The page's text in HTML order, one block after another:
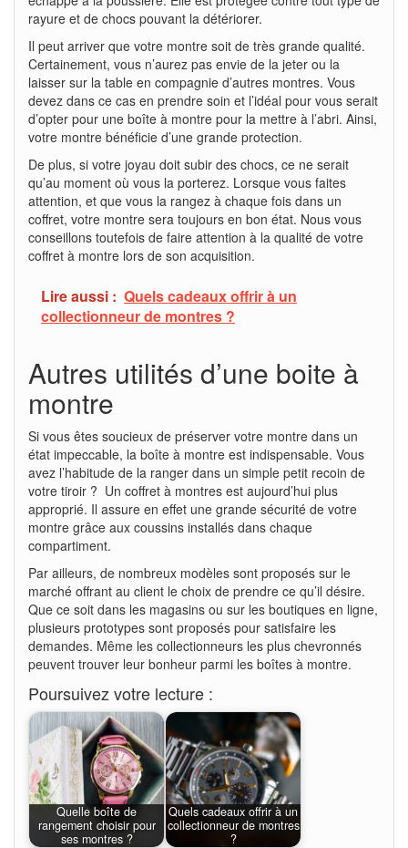
rayure et de chocs pouvant la détériorer.
Il peut arriver que votre montre soit de très grande qualité.
Certainement, vous n’aurez pas envie de la jeter ou la
laisser sur la table en compagnie d’autres montres. Vous
devez dans ce cas en prendre soin et l’idéal pour vous serait
d’opter pour une boîte à montre pour la mettre à l’abri. Ainsi,
votre montre bénéficie d’une grande protection.
De plus, si votre joyau doit subir des chocs, ce ne serait
qu’au moment où vous la porterez. Lorsque vous faites
attention, et que vous la rangez à chaque fois dans un
coffret, votre montre sera toujours en bon état. Nous vous
conseillons toutefois de faire attention à la qualité de votre
coffret à montre lors de son acquisition.
Lire aussi : Quels cadeaux offrir à un
collectionneur de montres ?
Autres utilités d’une boite à
montre
Si vous êtes soucieux de préserver votre montre dans un
état impeccable, la boîte à montre est indispensable. Vous
avez l’habitude de la ranger dans un simple petit recoin de
votre tiroir ? Un coffret à montres est aujourd’hui plus
approprié. Il assure en effet une grande sécurité de votre
montre grâce aux coussins installés dans chaque
compartiment.
Par ailleurs, de nombreux modèles sont proposés sur le
marché offrant au client le choix de prendre ce qu’il désire.
Que ce soit dans les magasins ou sur les boutiques en ligne,
plusieurs prototypes sont proposés pour satisfaire les
demandes. Même les collectionneurs les plus chevronnés
peuvent trouver leur bonheur parmi les boîtes à montre.
Poursuivez votre lecture :
Quelle boîte de
rangement choisir pour
ses montres ?
Quels cadeaux offrir à un
collectionneur de montres
?